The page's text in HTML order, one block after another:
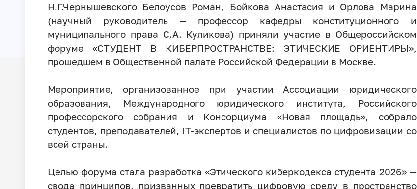
Н.Г.Чернышевского Белоусов Роман, Бойкова Анастасия и Орлова Марина
(научный руководитель — профессор кафедры конституционного и
муниципального права С.А. Куликова) приняли участие в Общероссийском
форуме «СТУДЕНТ В КИБЕРПРОСТРАНСТВЕ: ЭТИЧЕСКИЕ ОРИЕНТИРЫ»,
прошедшем в Общественной палате Российской Федерации в Москве.
Мероприятие, организованное при участии Ассоциации юридического
образования, Международного юридического института, Российского
профессорского собрания и Консорциума «Новая площадь», собрало
студентов, преподавателей, IT-экспертов и специалистов по цифровизации со
всей страны.
Целью форума стала разработка «Этического киберкодекса студента 2026» —
свода принципов, призванных превратить цифровую среду в пространство